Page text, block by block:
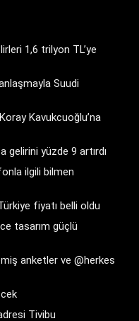
1,6 trilyon TL’ye
Suudi
Kavukcuoğlu’na
gelirini yüzde 9 artırdı
ilgili bilmen
fiyatı belli oldu
tasarım güçlü
anketler ve @herkes
Tivibu